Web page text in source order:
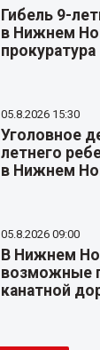
Гибель 9-
в Нижнем
прокуратура
05.8.2026 15:30
Уголовное
летнего
в Нижнем
05.8.2026 09:00
В Нижнем
возможные
канатной